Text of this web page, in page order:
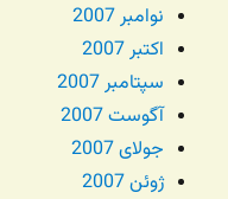
نوامبر 2007
اکتبر 2007
سپتامبر 2007
آگوست 2007
جولای 2007
ژوئن 2007